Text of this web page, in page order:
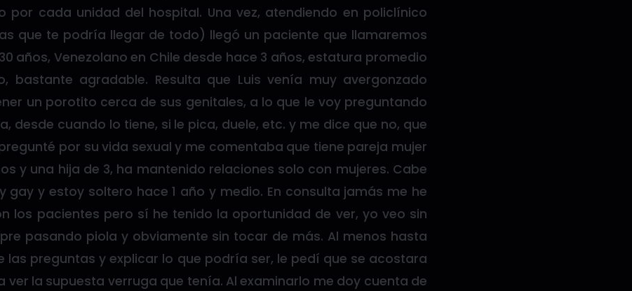
por cada unidad del hospital. Una vez, atendiendo en policlínico
que te podría llegar de todo) llegó un paciente que llamaremos
años, Venezolano en Chile desde hace 3 años, estatura promedio
bastante agradable. Resulta que Luis venía muy avergonzado
un porotito cerca de sus genitales, a lo que le voy preguntando
desde cuando lo tiene, si le pica, duele, etc. y me dice que no, que
por su vida sexual y me comentaba que tiene pareja mujer
y una hija de 3, ha mantenido relaciones solo con mujeres. Cabe
gay y estoy soltero hace 1 año y medio. En consulta jamás me he
los pacientes pero sí he tenido la oportunidad de ver, yo veo sin
pasando piola y obviamente sin tocar de más. Al menos hasta
las preguntas y explicar lo que podría ser, le pedí que se acostara
ver la supuesta verruga que tenía. Al examinarlo me doy cuenta de